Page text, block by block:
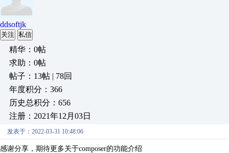
ddsoftjk
关注 私信
精华：0帖
求助：0帖
帖子：13帖 | 78回
年度积分：366
历史总积分：656
注册：2021年12月03日
发表于：2022-03-31 10:48:06
感谢分享，期待更多关于composer的功能介绍